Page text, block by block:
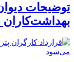
توضیحات
بهداشت‌کاران